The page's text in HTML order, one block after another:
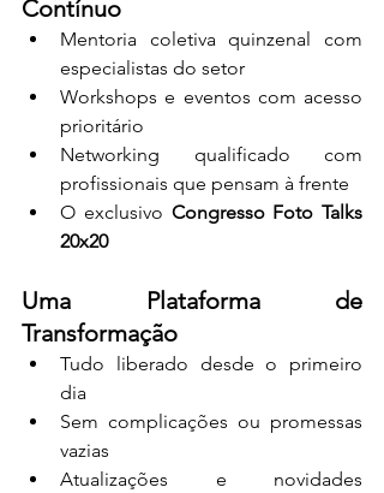
Contínuo
Mentoria coletiva quinzenal com
especialistas do setor
Workshops e eventos com acesso
prioritário
Networking qualificado com
profissionais que pensam à frente
O exclusivo Congresso Foto Talks
20x20
Uma Plataforma de
Transformação
Tudo liberado desde o primeiro
dia
Sem complicações ou promessas
vazias
Atualizações e novidades